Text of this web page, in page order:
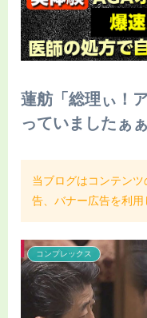
蓮舫「総理ぃ！
っていましたぁぁ
当ブログはコンテン
告、バナー広告を利用
コンプレックス